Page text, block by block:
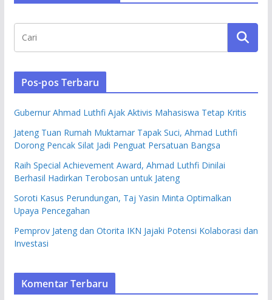
Pos-pos Terbaru
Gubernur Ahmad Luthfi Ajak Aktivis Mahasiswa Tetap Kritis
Jateng Tuan Rumah Muktamar Tapak Suci, Ahmad Luthfi
Dorong Pencak Silat Jadi Penguat Persatuan Bangsa
Raih Special Achievement Award, Ahmad Luthfi Dinilai
Berhasil Hadirkan Terobosan untuk Jateng
Soroti Kasus Perundungan, Taj Yasin Minta Optimalkan
Upaya Pencegahan
Pemprov Jateng dan Otorita IKN Jajaki Potensi Kolaborasi dan
Investasi
Komentar Terbaru